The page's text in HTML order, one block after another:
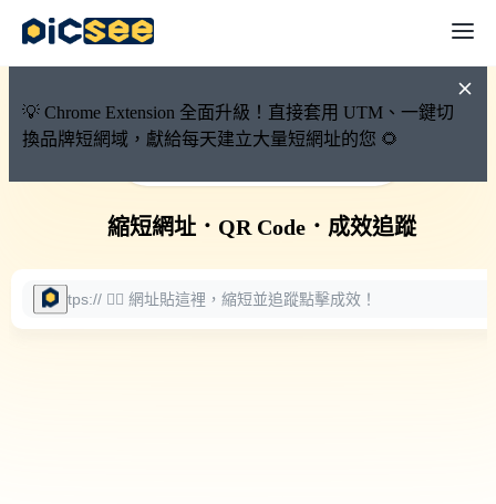
💡 Chrome Extension 全面升級！直接套用 UTM、一鍵切
換品牌短網域，獻給每天建立大量短網址的您 🌻
🚀 PicSee 短網址永久有效
縮短網址． QR Code． 成效追蹤